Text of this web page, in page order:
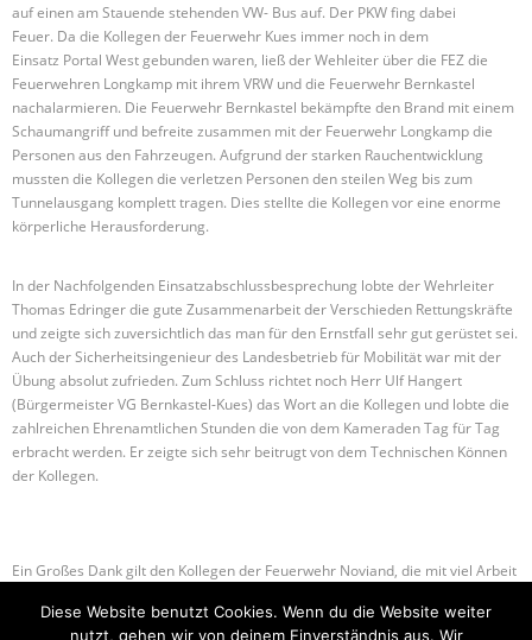
auf einen am Stauende stehenden VW- Bus auf. Der PKW fing dabei
Feuer. Da die Kollegen der Feuerwehr Kues immer noch in dem
Einsatz Portal West gebunden waren, ließ der Wehleiter über die FEZ die
Feuerwehren Longkamp mit ihrem VRW und die Feuerwehr Bernkastel
nachalarmieren. Die Feuerwehr Bernkastel bekämpfte den Brand mit einem
Schaumangriff und befreite zusammen mit der Feuerwehr Longkamp die
Personen aus den Fahrzeugen. Aufgrund der starken Rauchentwicklung
mussten die Kollegen die verletzen Personen den steilen Weg bis zum
Tunnelausgang komplett tragen. Dies stellte die Kollegen vor eine enorme
körperliche Herausforderung.
In der Nachfolgenden Einsatzabschlussbesprechung lobte der Wehrleiter
Thomas Edringer die gute Zusammenarbeit der Verschieden Rettungskräfte
und zeigte sich zuversichtlich das man für den Ernstfall sehr gut gerüstet sei.
Auch der Sicherheitsingenieur des Landesbetrieb für Mobilität war mit der
Übung absolut zufrieden. Zum Schluss richtet noch Herr Ulf Hangert
(Bürgermeister VG Bernkastel-Kues) das Wort an die Kollegen und lobte die
zahlreichen Ehrenamtlichen Stunden die von dem Kameraden Tag für Tag
erbracht werden. Er zeigte sich sehr beitrugt von dem Technischen Können
der Kollegen.
Ein Großes Dank gilt den Kollegen der Feuerwehr Noviand, die mit viel Arbeit
Diese Website benutzt Cookies. Wenn du die Website weiter
nutzt, gehen wir von deinem Einverständnis aus. Wir